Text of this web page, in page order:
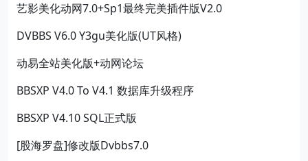
艺影美化动网7.0+Sp1最终完美插件版V2.0
DVBBS V6.0 Y3gu美化版(UT风格)
动易全站美化版+动网论坛
BBSXP V4.0 To V4.1 数据库升级程序
BBSXP V4.10 SQL正式版
[股海罗盘]修改版Dvbbs7.0